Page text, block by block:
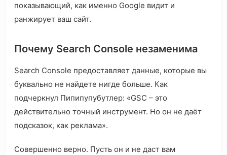
показывающий, как именно Google видит и
ранжирует ваш сайт.
Почему Search Console незаменима
Search Console предоставляет данные, которые вы
буквально не найдете нигде больше. Как
подчеркнул Пипипупубутлер: «GSC – это
действительно точный инструмент. Но он не даёт
подсказок, как реклама».
Совершенно верно. Пусть он и не даст вам